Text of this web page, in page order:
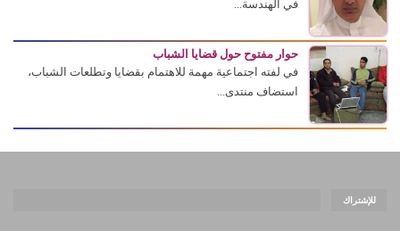
في الهندسة...
حوار مفتوح حول قضايا الشباب
في لفته اجتماعية مهمة للاهتمام بقضايا وتطلعات الشباب،
استضاف منتدى...
للإشتراك